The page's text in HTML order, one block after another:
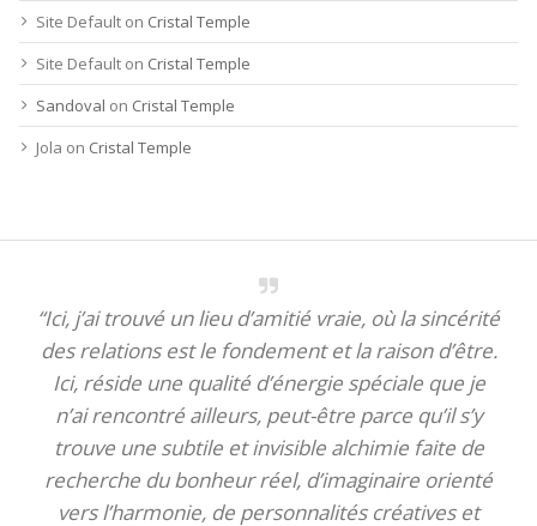
Site Default on Cristal Temple
Site Default on Cristal Temple
Sandoval on Cristal Temple
Jola on Cristal Temple
“Ici, j’ai trouvé un lieu d’amitié vraie, où la sincérité
des relations est le fondement et la raison d’être.
Ici, réside une qualité d’énergie spéciale que je
n’ai rencontré ailleurs, peut-être parce qu’il s’y
trouve une subtile et invisible alchimie faite de
recherche du bonheur réel, d’imaginaire orienté
vers l’harmonie, de personnalités créatives et